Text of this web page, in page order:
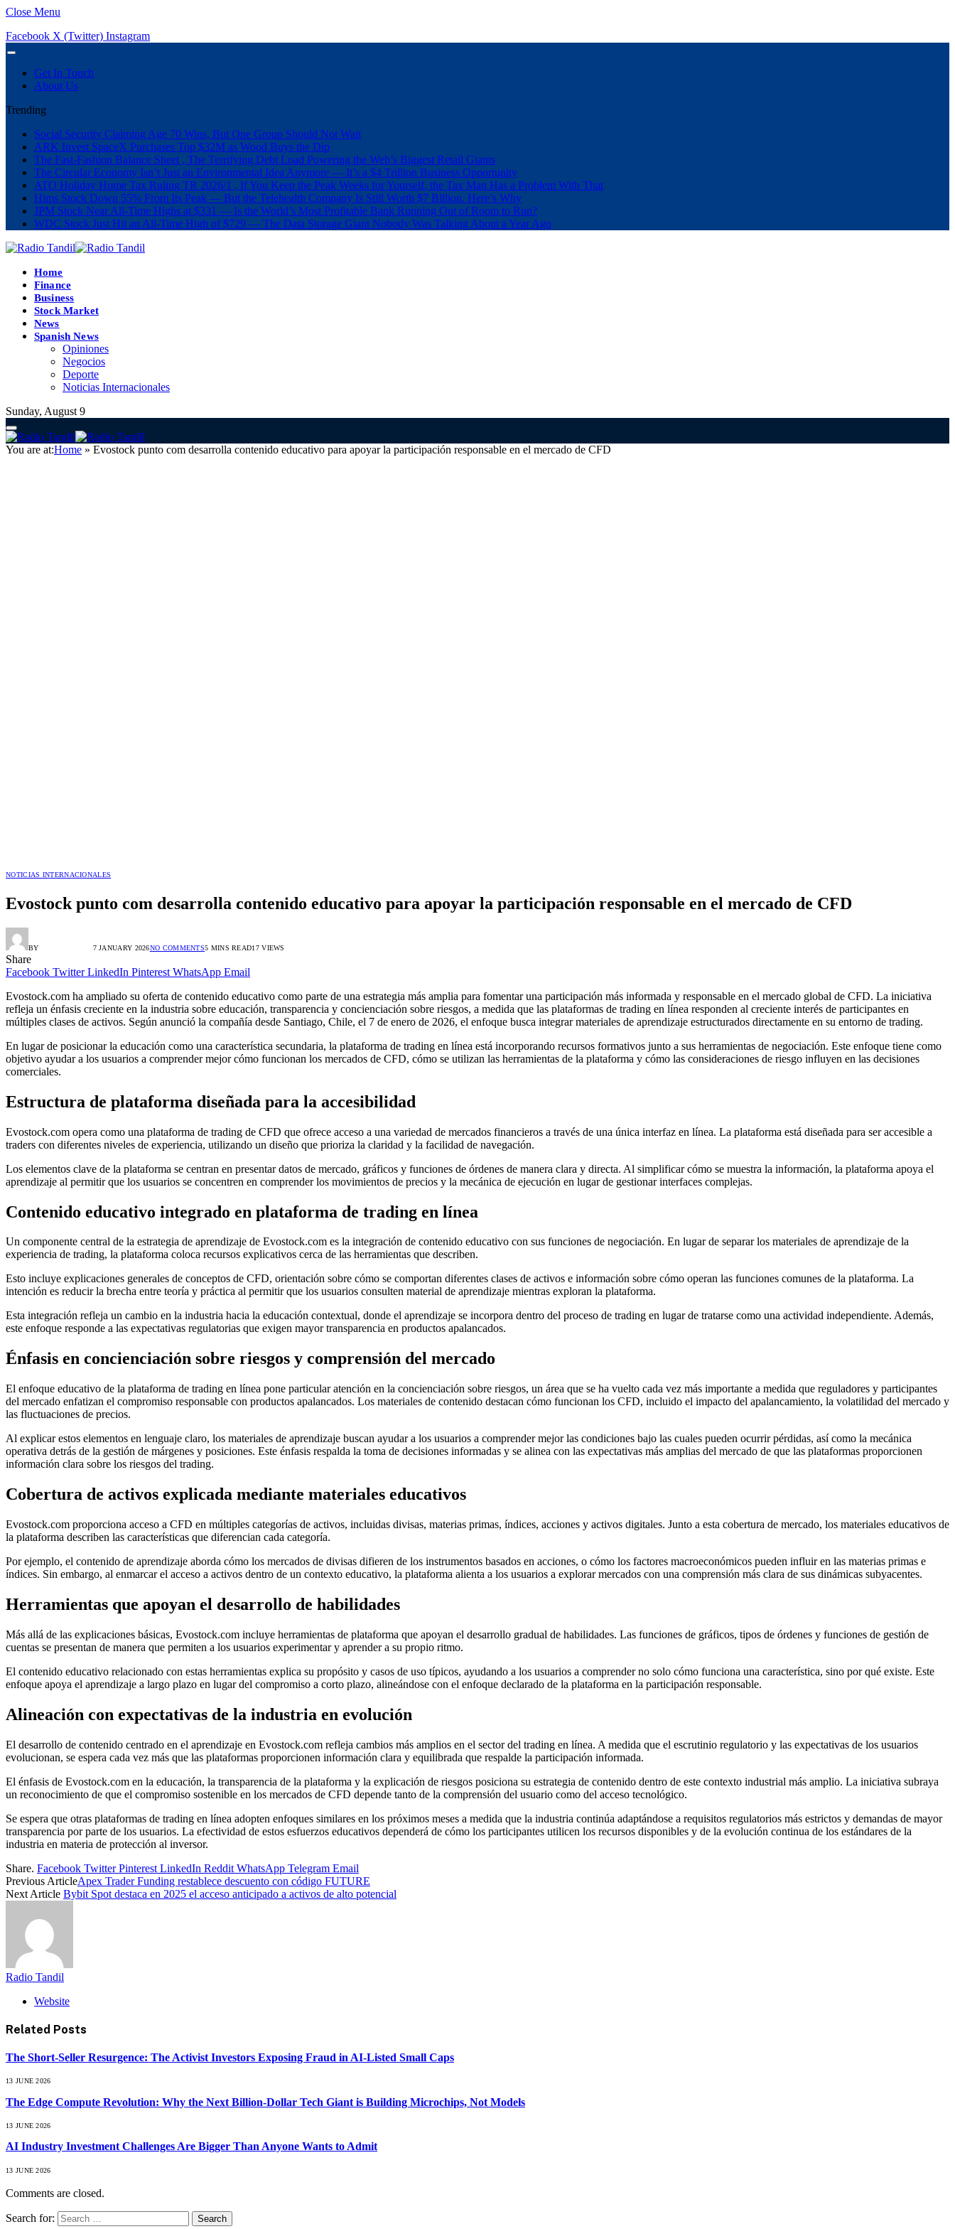
Close Menu
Facebook X (Twitter) Instagram
Get In Touch
About Us
Trending
Social Security Claiming Age 70 Wins, But One Group Should Not Wait
ARK Invest SpaceX Purchases Top $32M as Wood Buys the Dip
The Fast-Fashion Balance Sheet , The Terrifying Debt Load Powering the Web’s Biggest Retail Giants
The Circular Economy Isn’t Just an Environmental Idea Anymore — It’s a $4 Trillion Business Opportunity
ATO Holiday Home Tax Ruling TR 2026/1 , If You Keep the Peak Weeks for Yourself, the Tax Man Has a Problem With That
Hims Stock Down 55% From Its Peak — But the Telehealth Company Is Still Worth $7 Billion. Here’s Why
JPM Stock Near All-Time Highs at $331 — Is the World’s Most Profitable Bank Running Out of Room to Run?
WDC Stock Just Hit an All-Time High of $729 — The Data Storage Giant Nobody Was Talking About a Year Ago
Home
Finance
Business
Stock Market
News
Spanish News
Opiniones
Negocios
Deporte
Noticias Internacionales
Sunday, August 9
You are at:Home » Evostock punto com desarrolla contenido educativo para apoyar la participación responsable en el mercado de CFD
NOTICIAS INTERNACIONALES
Evostock punto com desarrolla contenido educativo para apoyar la participación responsable en el mercado de CFD
BY 7 JANUARY 2026NO COMMENTS5 MINS READ17VIEWS
Share
Facebook Twitter LinkedIn Pinterest WhatsApp Email
Evostock.com ha ampliado su oferta de contenido educativo como parte de una estrategia más amplia para fomentar una participación más informada y responsable en el mercado global de CFD. La iniciativa
refleja un énfasis creciente en la industria sobre educación, transparencia y concienciación sobre riesgos, a medida que las plataformas de trading en línea responden al creciente interés de participantes en
múltiples clases de activos. Según anunció la compañía desde Santiago, Chile, el 7 de enero de 2026, el enfoque busca integrar materiales de aprendizaje estructurados directamente en su entorno de trading.
En lugar de posicionar la educación como una característica secundaria, la plataforma de trading en línea está incorporando recursos formativos junto a sus herramientas de negociación. Este enfoque tiene como
objetivo ayudar a los usuarios a comprender mejor cómo funcionan los mercados de CFD, cómo se utilizan las herramientas de la plataforma y cómo las consideraciones de riesgo influyen en las decisiones
comerciales.
Estructura de plataforma diseñada para la accesibilidad
Evostock.com opera como una plataforma de trading de CFD que ofrece acceso a una variedad de mercados financieros a través de una única interfaz en línea. La plataforma está diseñada para ser accesible a
traders con diferentes niveles de experiencia, utilizando un diseño que prioriza la claridad y la facilidad de navegación.
Los elementos clave de la plataforma se centran en presentar datos de mercado, gráficos y funciones de órdenes de manera clara y directa. Al simplificar cómo se muestra la información, la plataforma apoya el
aprendizaje al permitir que los usuarios se concentren en comprender los movimientos de precios y la mecánica de ejecución en lugar de gestionar interfaces complejas.
Contenido educativo integrado en plataforma de trading en línea
Un componente central de la estrategia de aprendizaje de Evostock.com es la integración de contenido educativo con sus funciones de negociación. En lugar de separar los materiales de aprendizaje de la
experiencia de trading, la plataforma coloca recursos explicativos cerca de las herramientas que describen.
Esto incluye explicaciones generales de conceptos de CFD, orientación sobre cómo se comportan diferentes clases de activos e información sobre cómo operan las funciones comunes de la plataforma. La
intención es reducir la brecha entre teoría y práctica al permitir que los usuarios consulten material de aprendizaje mientras exploran la plataforma.
Esta integración refleja un cambio en la industria hacia la educación contextual, donde el aprendizaje se incorpora dentro del proceso de trading en lugar de tratarse como una actividad independiente. Además,
este enfoque responde a las expectativas regulatorias que exigen mayor transparencia en productos apalancados.
Énfasis en concienciación sobre riesgos y comprensión del mercado
El enfoque educativo de la plataforma de trading en línea pone particular atención en la concienciación sobre riesgos, un área que se ha vuelto cada vez más importante a medida que reguladores y participantes
del mercado enfatizan el compromiso responsable con productos apalancados. Los materiales de contenido destacan cómo funcionan los CFD, incluido el impacto del apalancamiento, la volatilidad del mercado y
las fluctuaciones de precios.
Al explicar estos elementos en lenguaje claro, los materiales de aprendizaje buscan ayudar a los usuarios a comprender mejor las condiciones bajo las cuales pueden ocurrir pérdidas, así como la mecánica
operativa detrás de la gestión de márgenes y posiciones. Este énfasis respalda la toma de decisiones informadas y se alinea con las expectativas más amplias del mercado de que las plataformas proporcionen
información clara sobre los riesgos del trading.
Cobertura de activos explicada mediante materiales educativos
Evostock.com proporciona acceso a CFD en múltiples categorías de activos, incluidas divisas, materias primas, índices, acciones y activos digitales. Junto a esta cobertura de mercado, los materiales educativos de
la plataforma describen las características que diferencian cada categoría.
Por ejemplo, el contenido de aprendizaje aborda cómo los mercados de divisas difieren de los instrumentos basados en acciones, o cómo los factores macroeconómicos pueden influir en las materias primas e
índices. Sin embargo, al enmarcar el acceso a activos dentro de un contexto educativo, la plataforma alienta a los usuarios a explorar mercados con una comprensión más clara de sus dinámicas subyacentes.
Herramientas que apoyan el desarrollo de habilidades
Más allá de las explicaciones básicas, Evostock.com incluye herramientas de plataforma que apoyan el desarrollo gradual de habilidades. Las funciones de gráficos, tipos de órdenes y funciones de gestión de
cuentas se presentan de manera que permiten a los usuarios experimentar y aprender a su propio ritmo.
El contenido educativo relacionado con estas herramientas explica su propósito y casos de uso típicos, ayudando a los usuarios a comprender no solo cómo funciona una característica, sino por qué existe. Este
enfoque apoya el aprendizaje a largo plazo en lugar del compromiso a corto plazo, alineándose con el enfoque declarado de la plataforma en la participación responsable.
Alineación con expectativas de la industria en evolución
El desarrollo de contenido centrado en el aprendizaje en Evostock.com refleja cambios más amplios en el sector del trading en línea. A medida que el escrutinio regulatorio y las expectativas de los usuarios
evolucionan, se espera cada vez más que las plataformas proporcionen información clara y equilibrada que respalde la participación informada.
El énfasis de Evostock.com en la educación, la transparencia de la plataforma y la explicación de riesgos posiciona su estrategia de contenido dentro de este contexto industrial más amplio. La iniciativa subraya
un reconocimiento de que el compromiso sostenible en los mercados de CFD depende tanto de la comprensión del usuario como del acceso tecnológico.
Se espera que otras plataformas de trading en línea adopten enfoques similares en los próximos meses a medida que la industria continúa adaptándose a requisitos regulatorios más estrictos y demandas de mayor
transparencia por parte de los usuarios. La efectividad de estos esfuerzos educativos dependerá de cómo los participantes utilicen los recursos disponibles y de la evolución continua de los estándares de la
industria en materia de protección al inversor.
Share. Facebook Twitter Pinterest LinkedIn Reddit WhatsApp Telegram Email
Previous ArticleApex Trader Funding restablece descuento con código FUTURE
Next Article Bybit Spot destaca en 2025 el acceso anticipado a activos de alto potencial
Radio Tandil
Website
Related Posts
The Short-Seller Resurgence: The Activist Investors Exposing Fraud in AI-Listed Small Caps
13 JUNE 2026
The Edge Compute Revolution: Why the Next Billion-Dollar Tech Giant is Building Microchips, Not Models
13 JUNE 2026
AI Industry Investment Challenges Are Bigger Than Anyone Wants to Admit
13 JUNE 2026
Comments are closed.
Search for: